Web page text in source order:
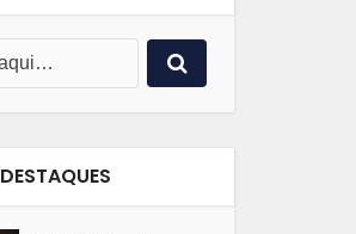
DESTAQUES